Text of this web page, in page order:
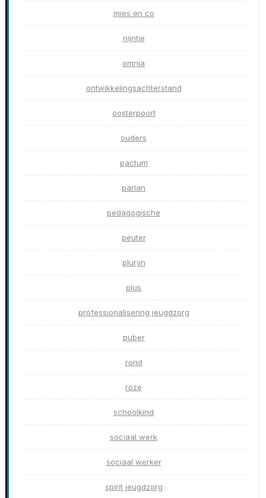
mies en co
nijntje
omnia
ontwikkelingsachterstand
oosterpoort
ouders
pactum
parlan
pedagogische
peuter
pluryn
plus
professionalisering jeugdzorg
puber
rond
roze
schoolkind
sociaal werk
sociaal werker
spirit jeugdzorg